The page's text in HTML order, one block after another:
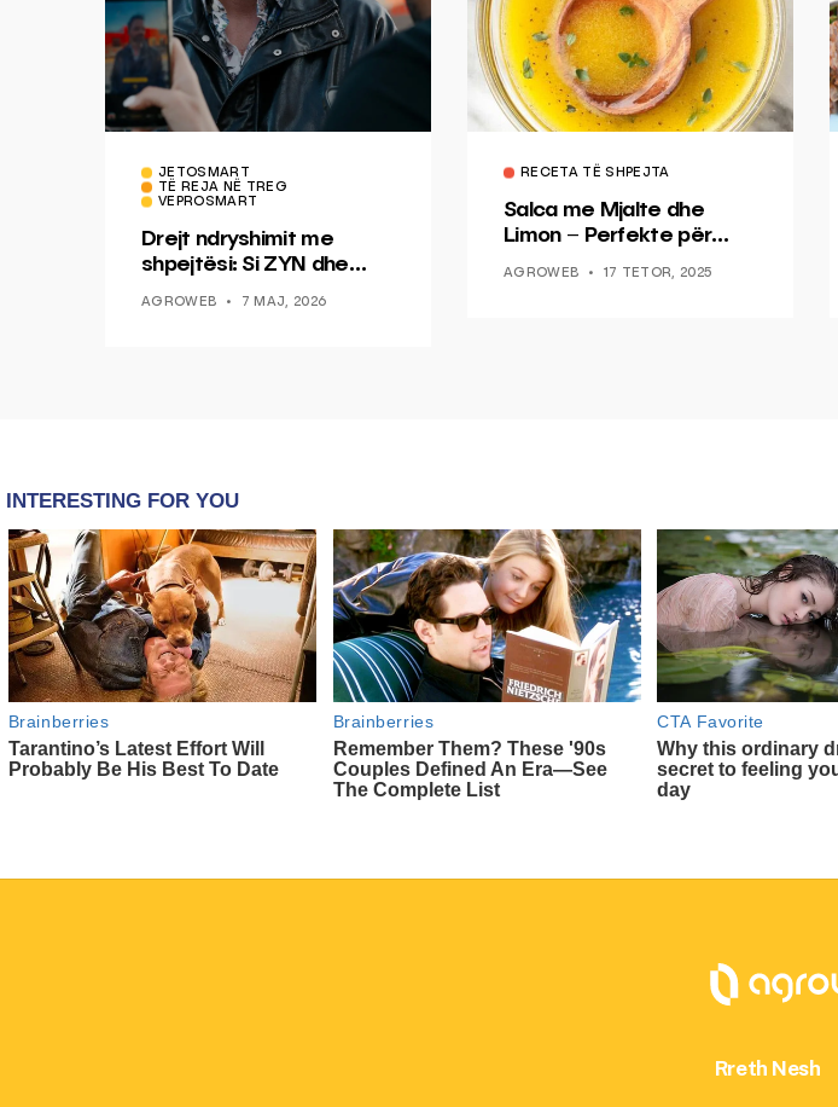
JETOSMART
TË REJA NË TREG
VEPROSMART
Drejt ndryshimit me
shpejtësi: Si ZYN dhe
epokë të re pa tym
AGROWEB 7 MAJ, 2026
RECETA TË SHPEJTA
Salca me Mjalte dhe
Limon – Perfekte për
AGROWEB 17 TETOR, 2025
Rreth Nesh